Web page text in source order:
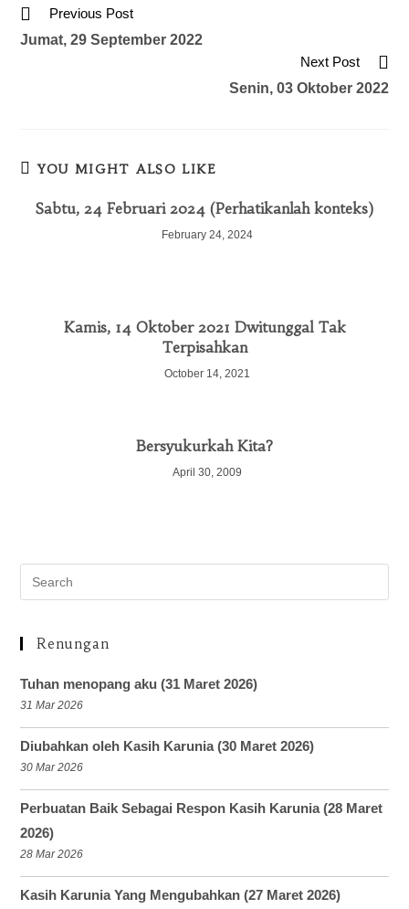
Previous Post
Jumat, 29 September 2022
Next Post
Senin, 03 Oktober 2022
YOU MIGHT ALSO LIKE
Sabtu, 24 Februari 2024 (Perhatikanlah konteks)
February 24, 2024
Kamis, 14 Oktober 2021 Dwitunggal Tak
Terpisahkan
October 14, 2021
Bersyukurkah Kita?
April 30, 2009
Renungan
Tuhan menopang aku (31 Maret 2026)
31 Mar 2026
Diubahkan oleh Kasih Karunia (30 Maret 2026)
30 Mar 2026
Perbuatan Baik Sebagai Respon Kasih Karunia (28 Maret
2026)
28 Mar 2026
Kasih Karunia Yang Mengubahkan (27 Maret 2026)